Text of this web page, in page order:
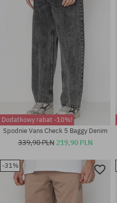
34X34; 36X32; 36X34
Dostępne rozmiary:
33X30; 33X32; 34X32; 34X34
Dodatkowy rabat -10%!
Spodnie Vans Check 5 Baggy Denim
339,90 PLN 219,90 PLN
-31%